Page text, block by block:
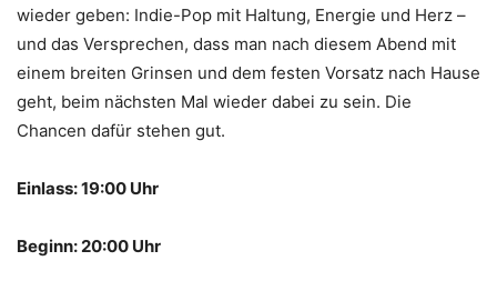
wieder geben: Indie-Pop mit Haltung, Energie und Herz –
und das Versprechen, dass man nach diesem Abend mit
einem breiten Grinsen und dem festen Vorsatz nach Hause
geht, beim nächsten Mal wieder dabei zu sein. Die
Chancen dafür stehen gut.
Einlass: 19:00 Uhr
Beginn: 20:00 Uhr